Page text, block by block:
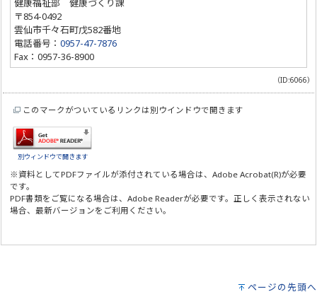
健康福祉部 健康づくり課
〒854-0492
雲仙市千々石町戊582番地
電話番号：0957-47-7876
Fax：0957-36-8900
（ID:6066）
このマークがついているリンクは別ウインドウで開きます
別ウィンドウで開きます
※資料としてPDFファイルが添付されている場合は、Adobe Acrobat(R)が必要
です。
PDF書類をご覧になる場合は、Adobe Readerが必要です。正しく表示されない
場合、最新バージョンをご利用ください。
ページの先頭へ